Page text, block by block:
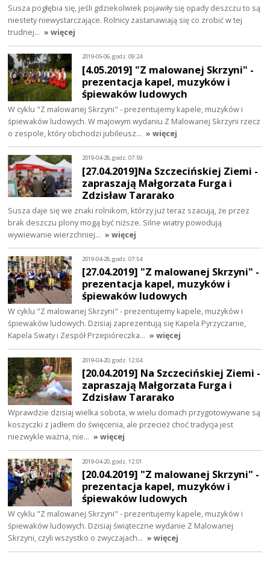
Susza pogłębia się, jeśli gdziekolwiek pojawiły się opady deszczu to są
niestety niewystarczające. Rolnicy zastanawiają się co zrobić w tej
trudnej… » więcej
2019-05-06, godz. 09:24
[4.05.2019] "Z malowanej Skrzyni" -
prezentacja kapel, muzyków i
śpiewaków ludowych
W cyklu "Z malowanej Skrzyni" - prezentujemy kapele, muzyków i
śpiewaków ludowych. W majowym wydaniu Z Malowanej Skrzyni rzecz
o zespole, który obchodzi jubileusz… » więcej
2019-04-28, godz. 07:59
[27.04.2019]Na Szczecińskiej Ziemi -
zapraszają Małgorzata Furga i
Zdzisław Tararako
Susza daje się we znaki rolnikom, którzy już teraz szacują, że przez
brak deszczu plony mogą być niższe. Silne wiatry powodują
wywiewanie wierzchniej… » więcej
2019-04-28, godz. 07:54
[27.04.2019] "Z malowanej Skrzyni" -
prezentacja kapel, muzyków i
śpiewaków ludowych
W cyklu "Z malowanej Skrzyni" - prezentujemy kapele, muzyków i
śpiewaków ludowych. Dzisiaj zaprezentują się Kapela Pyrzyczanie,
Kapela Swaty i Zespół Przepióreczka… » więcej
2019-04-20, godz. 12:04
[20.04.2019] Na Szczecińskiej Ziemi -
zapraszają Małgorzata Furga i
Zdzisław Tararako
Wprawdzie dzisiaj wielka sobota, w wielu domach przygotowywane są
koszyczki z jadłem do święcenia, ale przecież choć tradycja jest
niezwykle ważna, nie… » więcej
2019-04-20, godz. 12:01
[20.04.2019] "Z malowanej Skrzyni" -
prezentacja kapel, muzyków i
śpiewaków ludowych
W cyklu "Z malowanej Skrzyni" - prezentujemy kapele, muzyków i
śpiewaków ludowych. Dzisiaj świąteczne wydanie Z Malowanej
Skrzyni, czyli wszystko o zwyczajach… » więcej